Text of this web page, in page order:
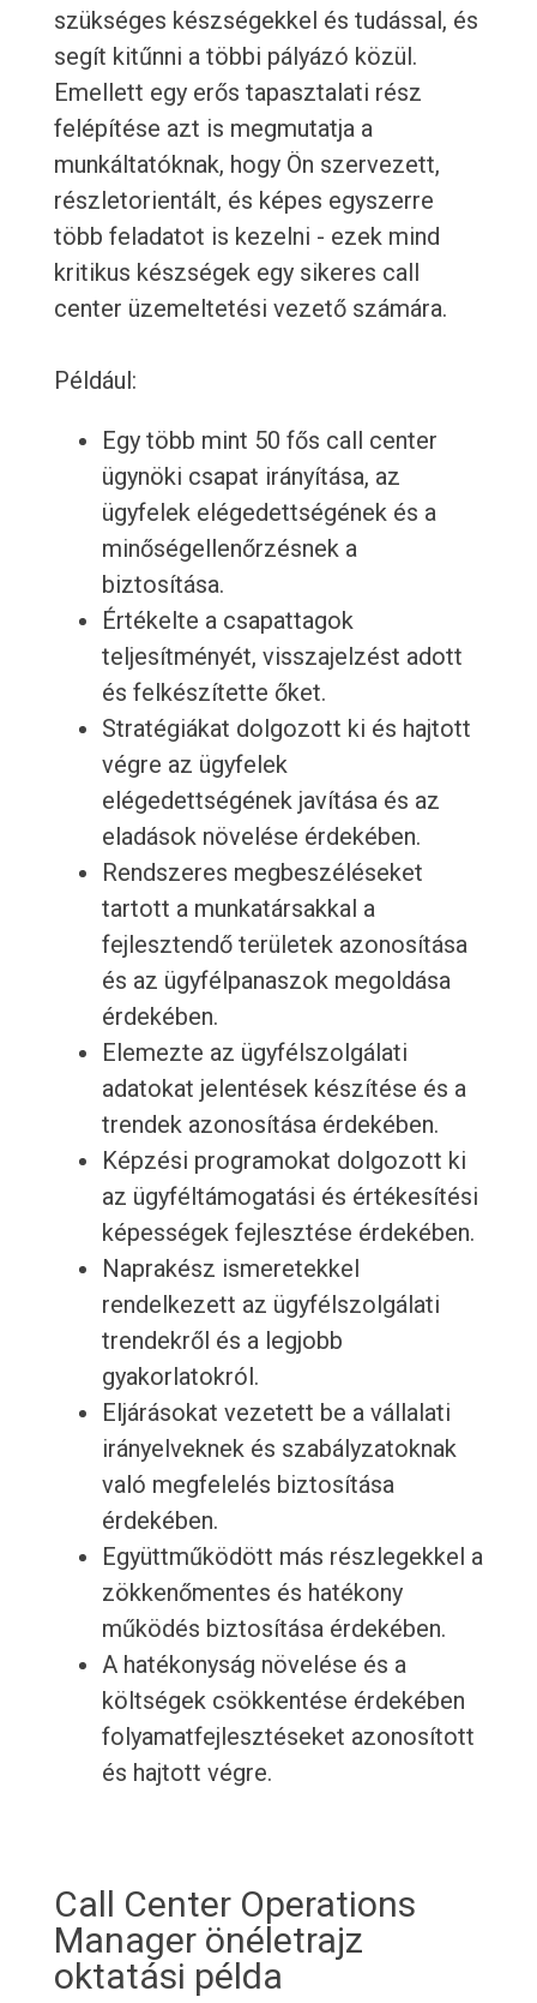
szükséges készségekkel és tudással, és
segít kitűnni a többi pályázó közül.
Emellett egy erős tapasztalati rész
felépítése azt is megmutatja a
munkáltatóknak, hogy Ön szervezett,
részletorientált, és képes egyszerre
több feladatot is kezelni - ezek mind
kritikus készségek egy sikeres call
center üzemeltetési vezető számára.
Például:
Egy több mint 50 fős call center
ügynöki csapat irányítása, az
ügyfelek elégedettségének és a
minőségellenőrzésnek a
biztosítása.
Értékelte a csapattagok
teljesítményét, visszajelzést adott
és felkészítette őket.
Stratégiákat dolgozott ki és hajtott
végre az ügyfelek
elégedettségének javítása és az
eladások növelése érdekében.
Rendszeres megbeszéléseket
tartott a munkatársakkal a
fejlesztendő területek azonosítása
és az ügyfélpanaszok megoldása
érdekében.
Elemezte az ügyfélszolgálati
adatokat jelentések készítése és a
trendek azonosítása érdekében.
Képzési programokat dolgozott ki
az ügyféltámogatási és értékesítési
képességek fejlesztése érdekében.
Naprakész ismeretekkel
rendelkezett az ügyfélszolgálati
trendekről és a legjobb
gyakorlatokról.
Eljárásokat vezetett be a vállalati
irányelveknek és szabályzatoknak
való megfelelés biztosítása
érdekében.
Együttműködött más részlegekkel a
zökkenőmentes és hatékony
működés biztosítása érdekében.
A hatékonyság növelése és a
költségek csökkentése érdekében
folyamatfejlesztéseket azonosított
és hajtott végre.
Call Center Operations
Manager önéletrajz
oktatási példa